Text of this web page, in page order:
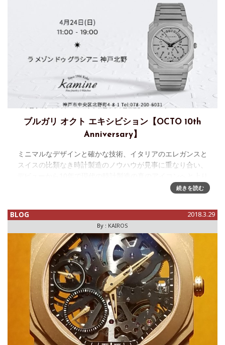
ブルガリ オクト エキシビション【OCTO 10th
Anniversary】
ミニマルなデザインと確かな技術、イタリアのエレガンスと
スイスの比類なき時計製造のノウハウが見事に重なり合い、
詰めたオクト。コレクション全体でこれまでに約60の国際的
続きを読む
BLOG 2018.3.29
By : KAIROS